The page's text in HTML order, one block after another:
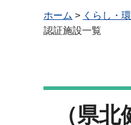
ホーム > くらし・
認証施設一覧
（県